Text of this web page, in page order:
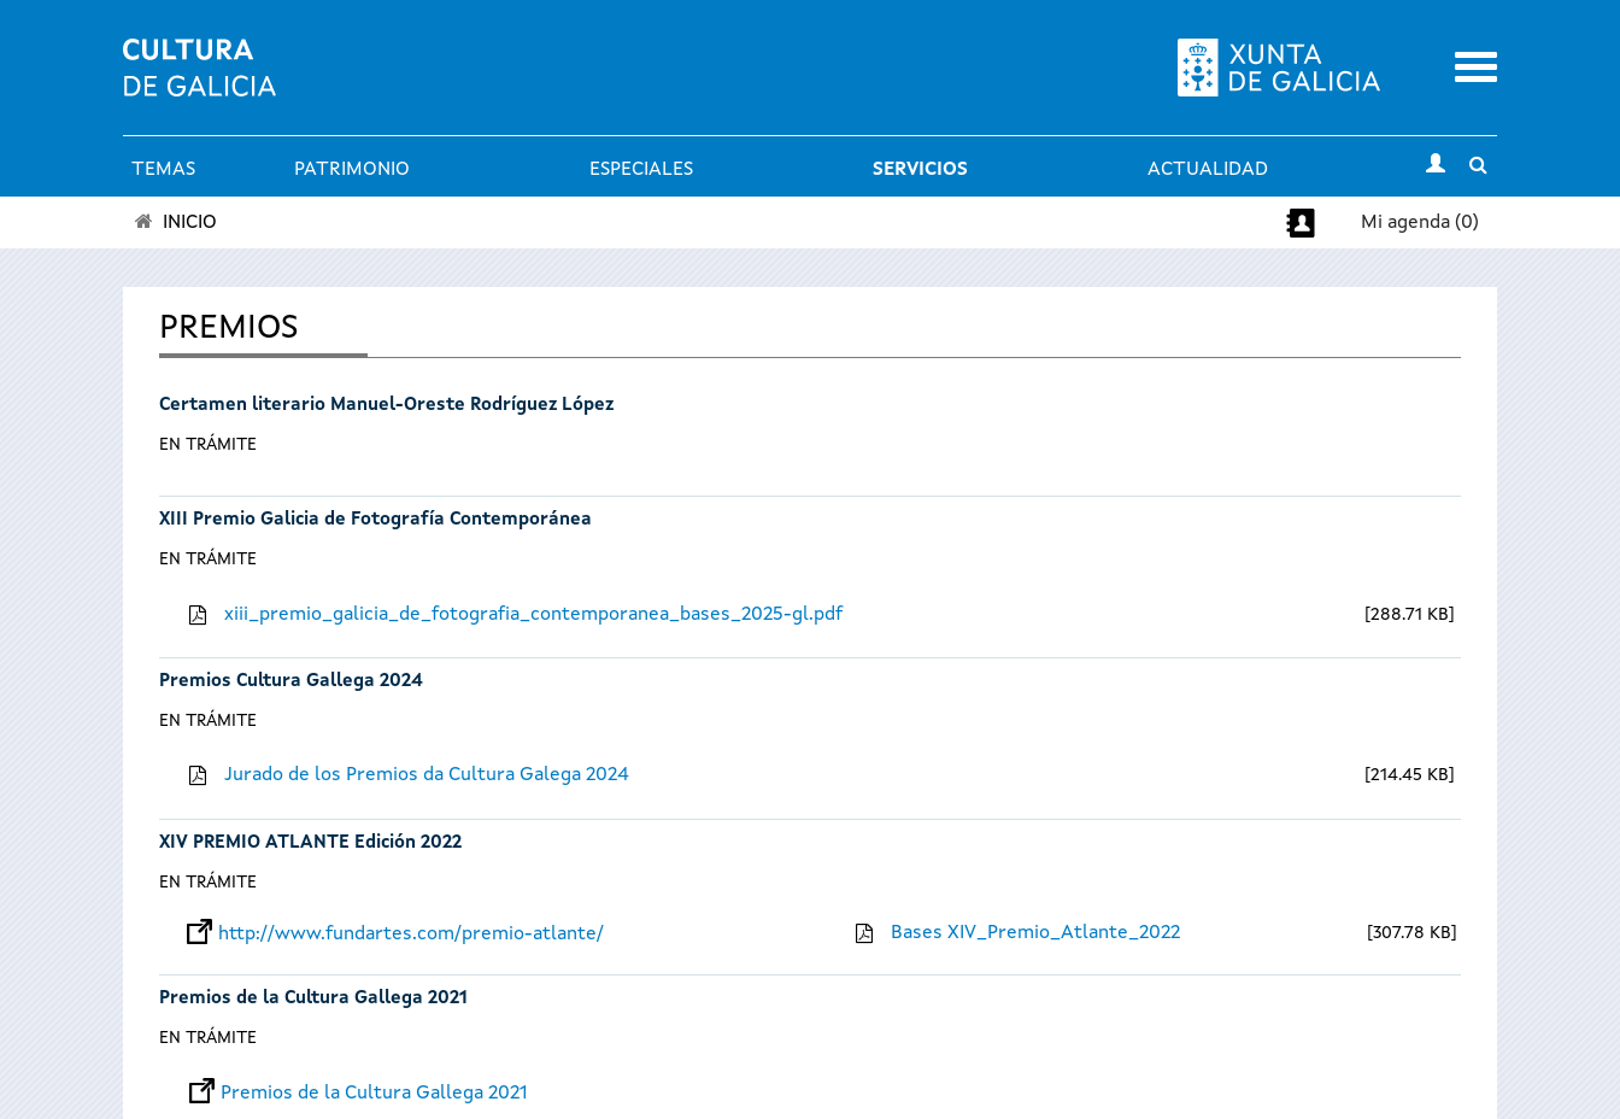
Menu
Menú
principal
TEMAS PATRIMONIO ESPECIALES SERVICIOS ACTUALIDAD
search
encuentra
aquí
INICIO Mi agenda (0)
PREMIOS
Certamen literario Manuel-Oreste Rodríguez López
EN TRÁMITE
XIII Premio Galicia de Fotografía Contemporánea
EN TRÁMITE
xiii_premio_galicia_de_fotografia_contemporanea_bases_2025-gl.pdf 288.71 KB
Premios Cultura Gallega 2024
EN TRÁMITE
Jurado de los Premios da Cultura Galega 2024 214.45 KB
XIV PREMIO ATLANTE Edición 2022
EN TRÁMITE
http://www.fundartes.com/premio-atlante/ Bases XIV_Premio_Atlante_2022 307.78 KB
Premios de la Cultura Gallega 2021
EN TRÁMITE
Premios de la Cultura Gallega 2021